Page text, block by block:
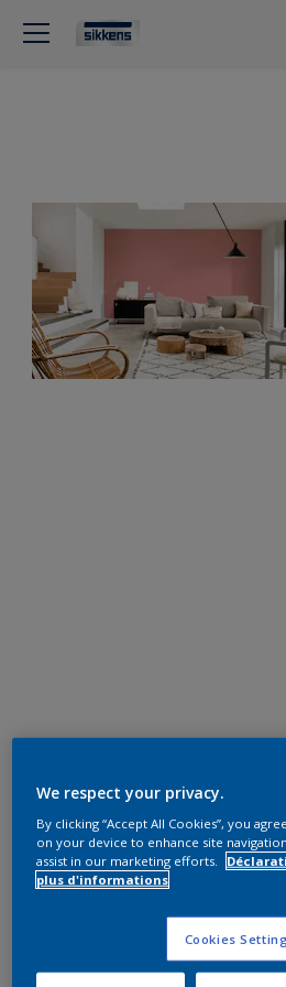
We respect your privacy.
By clicking “Accept All Cookies”, you
on your device to enhance site
assist in our marketing efforts.
plus d'informations
Cookies